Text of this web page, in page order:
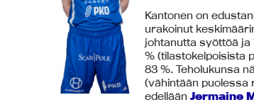
Kantonen on
urakoinut
johtanutta syöttöä ja
% (tilastokelpoisista
83 %. Teholukunsa
(vähintään puolessa
edelläänJermaine